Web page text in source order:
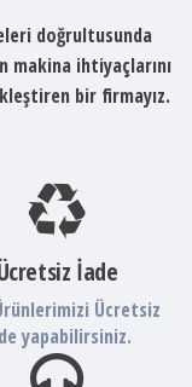
doğrultusunda
makina ihtiyaçlarını
bir firmayız.
İade
Ücretsiz
yapabilirsiniz.